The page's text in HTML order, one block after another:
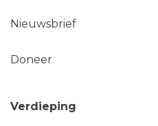
Nieuwsbrief
Doneer
Verdieping